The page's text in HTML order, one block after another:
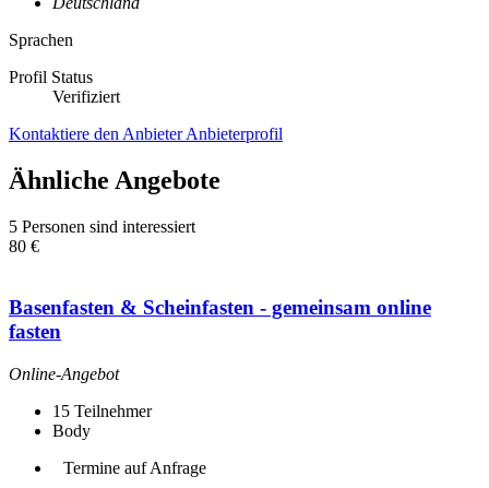
Sprachen
Profil Status
Verifiziert
Kontaktiere den AnbieterAnbieterprofil
Ähnliche Angebote
5 Personen sind interessiert
80 €
Basenfasten & Scheinfasten - gemeinsam online
fasten
Online-Angebot
15 Teilnehmer
Body
Termine auf Anfrage